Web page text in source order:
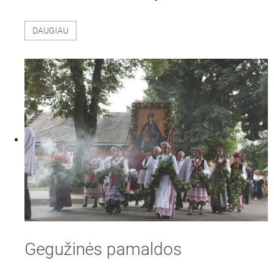
DAUGIAU
Gegužinės pamaldos